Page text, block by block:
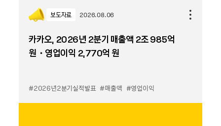
보도자료 2026.08.06
카카오, 2026년 2분기 매출액 2조 985억
원・영업이익 2,770억 원
#2026년2분기실적발표 #매출액 #영업이익